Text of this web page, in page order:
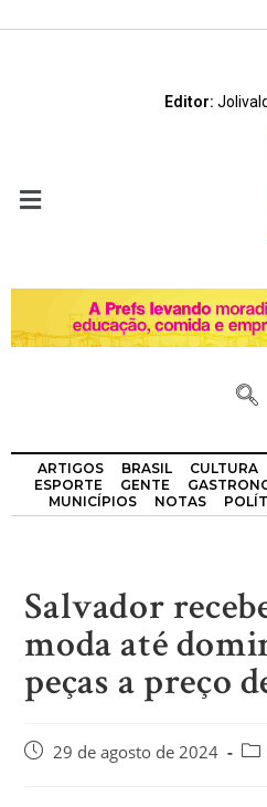
Editor:
ARTIGOS BRASIL CULTURA
ESPORTE
GENTE
MUNICÍPIOS
NOTAS
Salvador
moda até
peças a preço
29 de agosto de 2024